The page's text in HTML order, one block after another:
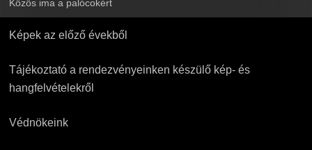
Közös ima a palócokért
Képek az előző évekből
Tájékoztató a rendezvényeinken készülő kép- és
hangfelvételekről
Védnökeink